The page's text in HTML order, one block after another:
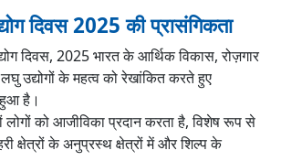
दिवस 2025 की प्रासंगिकता
दिवस, 2025 भारत के आर्थिक विकास, रोज़गार
उद्योगों के महत्व को रेखांकित करते हुए
है।
लोगों को आजीविका प्रदान करता है, विशेष रूप से
क्षेत्रों के अनुप्रस्थ क्षेत्रों में और शिल्प के